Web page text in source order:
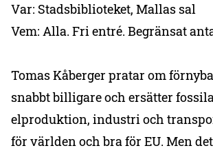
Var: Stadsbiblioteket, Mallas sal
Vem: Alla. Fri entré. Begränsat
Tomas Kåberger pratar om
snabbt billigare och ersätter
elproduktion, industri och
för världen och bra för EU. Men